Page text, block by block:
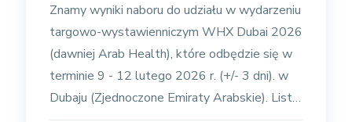
Znamy wyniki naboru do udziału w wydarzeniu
targowo-wystawienniczym WHX Dubai 2026
(dawniej Arab Health), które odbędzie się w
terminie 9 - 12 lutego 2026 r. (+/- 3 dni). w
Dubaju (Zjednoczone Emiraty Arabskie). Lista